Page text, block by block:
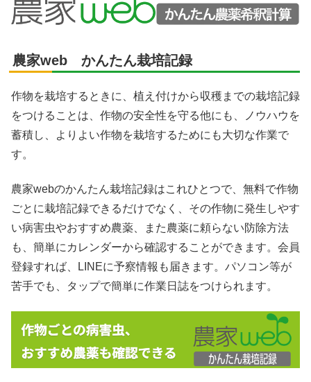
農家web かんたん栽培記録
作物を栽培するときに、植え付けから収穫までの栽培記録
をつけることは、作物の安全性を守る他にも、ノウハウを
蓄積し、よりよい作物を栽培するためにも大切な作業で
す。
農家webのかんたん栽培記録はこれひとつで、無料で作物
ごとに栽培記録できるだけでなく、その作物に発生しやす
い病害虫やおすすめ農薬、また農薬に頼らない防除方法
も、簡単にカレンダーから確認することができます。会員
登録すれば、LINEに予察情報も届きます。パソコン等が
苦手でも、タップで簡単に作業日誌をつけられます。